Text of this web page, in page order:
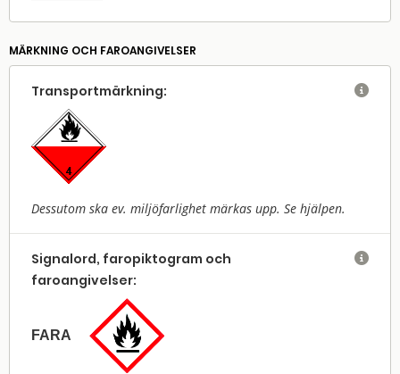
MÄRKNING OCH FAROANGIVELSER
Transport­märkning:
Dessutom ska ev. miljöfarlighet märkas upp. Se hjälpen.

Signalord, faropiktogram och
faroangivelser:
FARA
